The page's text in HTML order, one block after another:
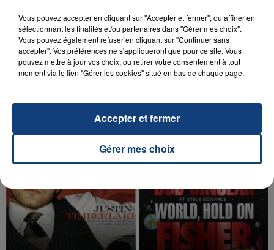
20 juillet 2026
UNE ADOLESCENTE DEVANT SE FAIRE
OPÉRER DE LA CHEVILLE RESSORT DE LA...
reconnu sa responsabilité et présenté ses
TITRES DIFFUSÉS
Vous pouvez accepter en cliquant sur "Accepter et fermer", ou affiner en
sélectionnant les finalités et/ou partenaires dans "Gérer mes choix".
Vous pouvez également refuser en cliquant sur "Continuer sans
accepter". Vos préférences ne s'appliqueront que pour ce site. Vous
pouvez mettre à jour vos choix, ou retirer votre consentement à tout
moment via le lien "Gérer les cookies" situé en bas de chaque page.
Gérer mes choix
Accepter et fermer